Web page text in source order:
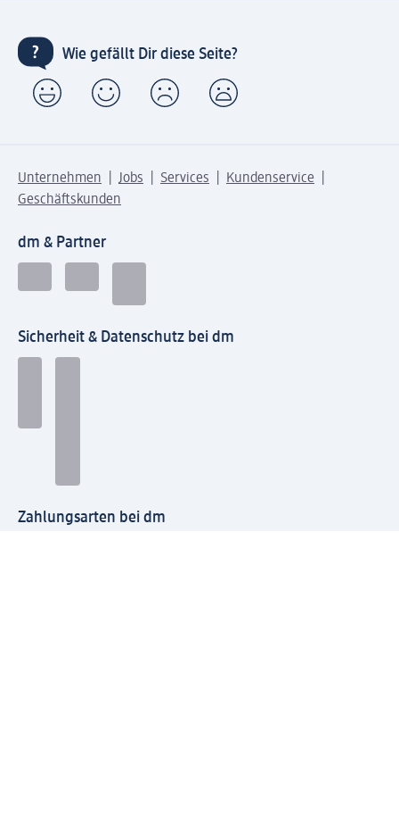
Wie gefällt Dir diese Seite?
Unternehmen Jobs Services
Kundenservice
Geschäftskunden
dm & Partner
Sicherheit & Datenschutz bei dm
Zahlungsarten bei dm